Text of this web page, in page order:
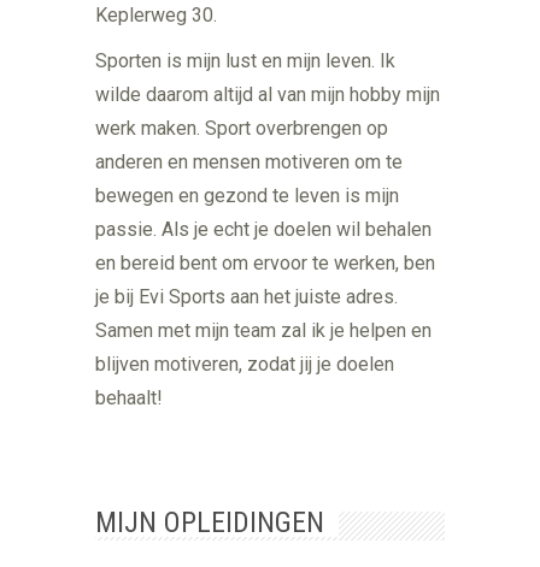
Keplerweg 30.
Sporten is mijn lust en mijn leven. Ik
wilde daarom altijd al van mijn hobby mijn
werk maken. Sport overbrengen op
anderen en mensen motiveren om te
bewegen en gezond te leven is mijn
passie. Als je echt je doelen wil behalen
en bereid bent om ervoor te werken, ben
je bij Evi Sports aan het juiste adres.
Samen met mijn team zal ik je helpen en
blijven motiveren, zodat jij je doelen
behaalt!
MIJN OPLEIDINGEN